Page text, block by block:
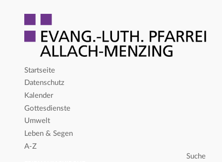
Startseite
Datenschutz
Kalender
Gottesdienste
Umwelt
Leben & Segen
A-Z